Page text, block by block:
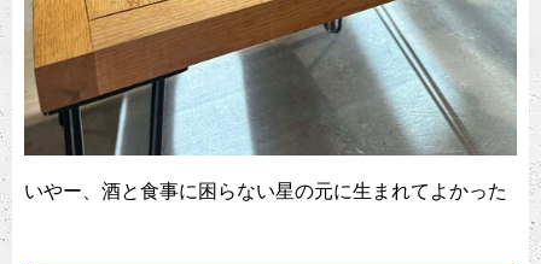
いやー、酒と食事に困らない星の元に生まれてよかった